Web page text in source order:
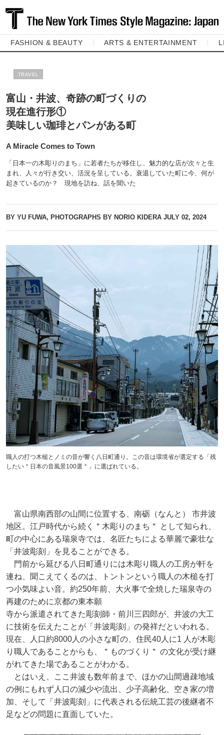
FASHION & BEAUTY ARTS & ENTERTAINMENT
TRAVEL
富山・井波、奇跡の町づくりの
現在進行形①
美味しい珈琲とパンがある町
A Miracle Comes to Town
「日本一の木彫りのまち」に若者たちが移住し、魅力的な店が次々と生
まれ、人々が行き交い、活況を呈している。衰退していた町に今、何が
起きているのか？ 現地を訪ね、話を聞いた
BY YU FUWA, PHOTOGRAPHS BY NORIO KIDERA JULY 02, 2024
職人の打つ木槌とノミの音が響く八日町通り。この音は環境省が選定する「残
したい＂日本の音風景100選＂」に選ばれている。
富山県南西部の山間に位置する、南砺（なんと） 市井波
地区。江戸時代から続く＂木彫りのまち＂ として知られ、
町の中心にある瑞泉寺では、名匠たちによる華麗で豪壮な
「井波彫刻」を見ることができる。
門前から延びる八日町通りには木彫り職人の工房が軒を
連ね、聞こえてくるのは、トントンという職人の木槌を打
つ小気味よい音。約250年前、大火事で全焼した瑞泉寺の
再建のために京都の東本願
寺から派遣されてきた彫刻師・前川三四郎が、井波の大工
に技術を伝えたことが「井波彫刻」の発祥だといわれる。
現在、人口約8000人の小さな町の、住民40人に1 人が木彫
り職人であることからも、＂ものづくり＂ の文化が受け継
がれてきた場であることがわかる。
とはいえ、ここ井波も数年前まで、ほかの山間過疎地域
の例にもれず人口の減少や流出、少子高齢化、空き家の増
加、そして「井波彫刻」に代表される伝統工芸の後継者不
足などの問題に直面していた。